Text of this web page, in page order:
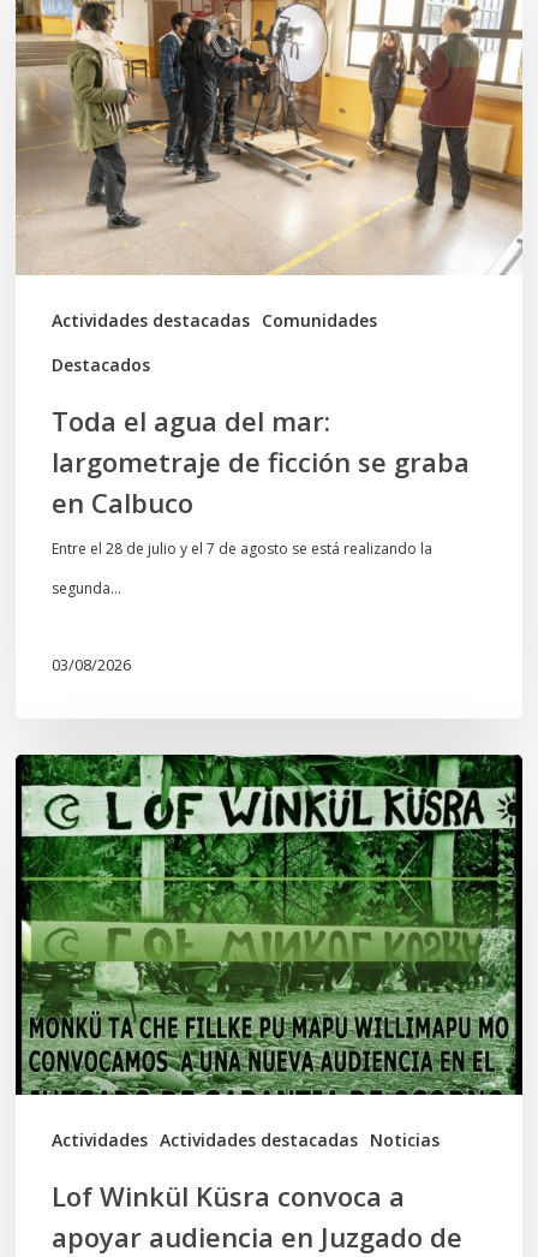
Actividades destacadas Comunidades
Destacados
agua
del
mar:
largometraje
de
ficción
se
graba
Toda el agua del mar:
largometraje de ficción se graba
en Calbuco
Entre el 28 de julio y el 7 de agosto se está realizando la
segunda…
03/08/2026
Actividades Actividades destacadas Noticias
Lof
Winkül
Küsra
convoca
a
apoyar
audiencia
en
Juzgado
Lof Winkül Küsra convoca a
apoyar audiencia en Juzgado de